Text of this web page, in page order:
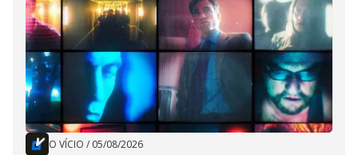
O VÍCIO / 05/08/2026